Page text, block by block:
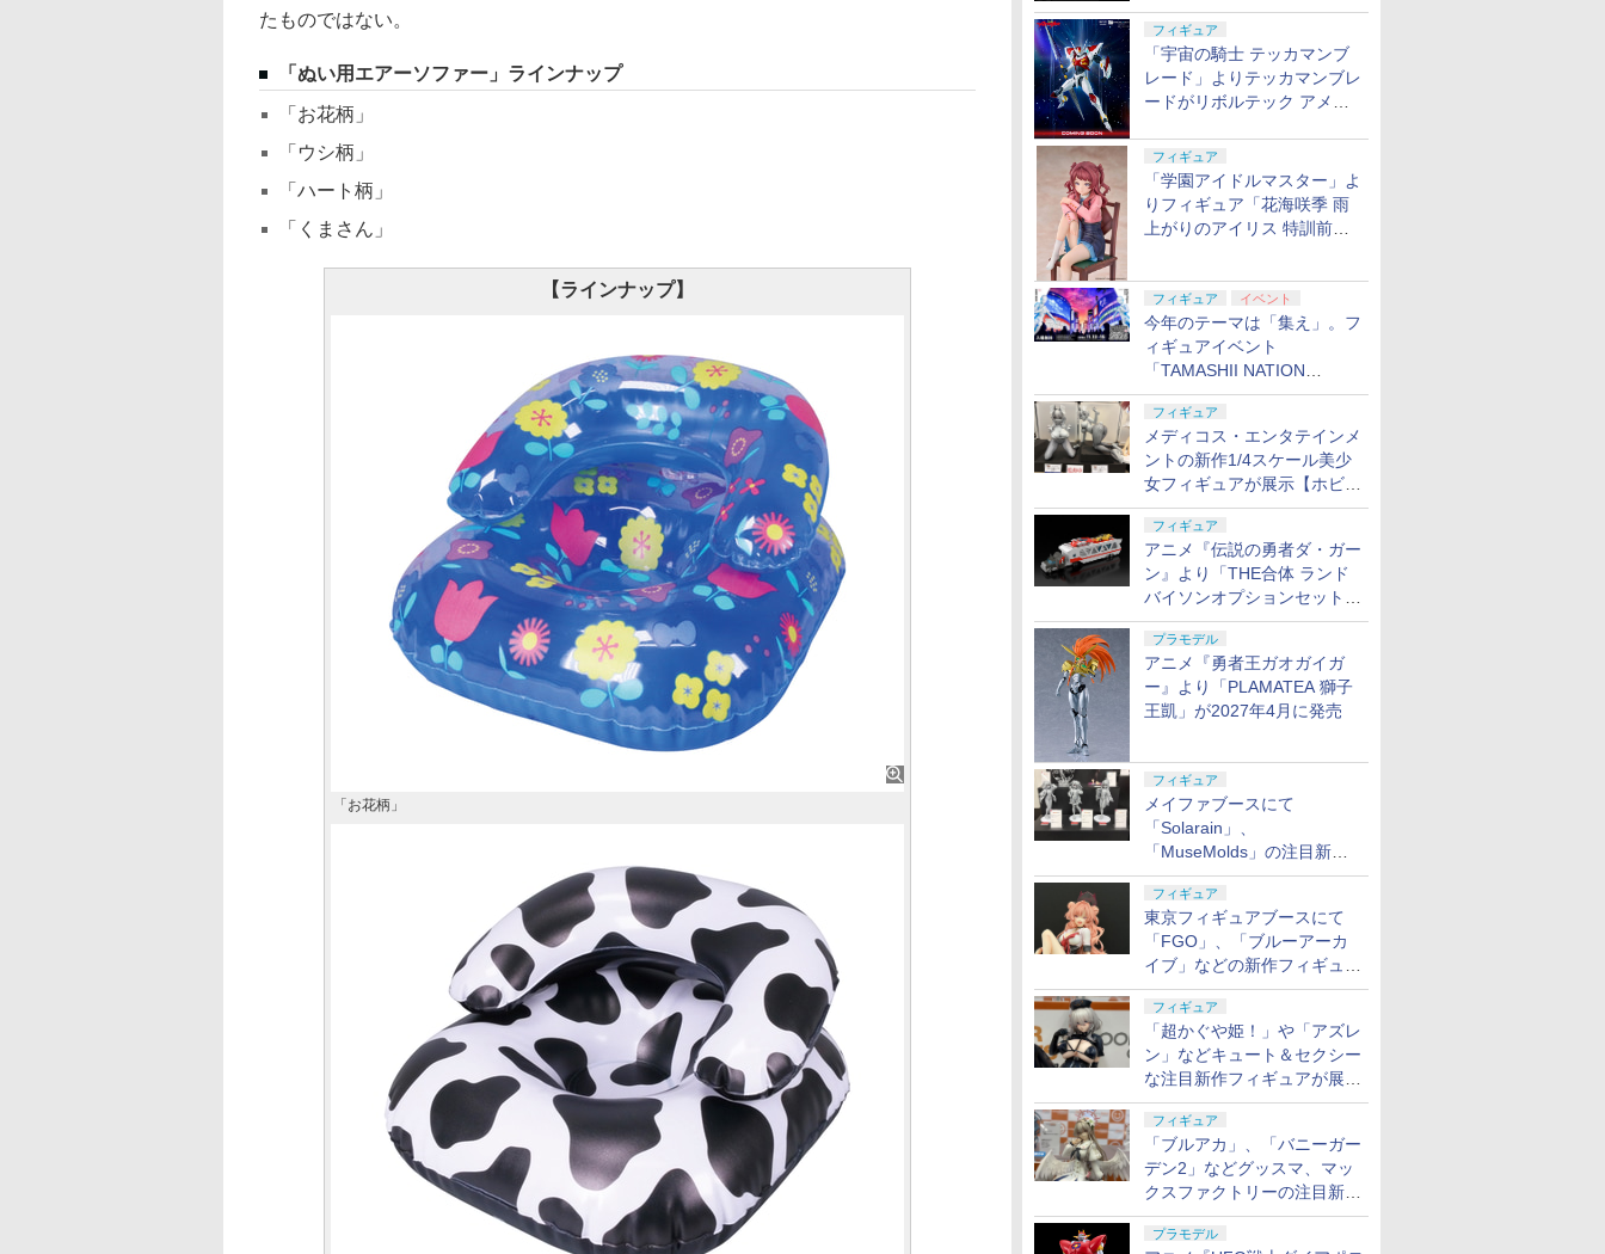
開始
フィギュア
「宇宙の騎士 テッカマンブ
レード」よりテッカマンブレ
ードがリボルテック アメイ
定
フィギュア
「学園アイドルマスター」よ
りフィギュア「花海咲季 雨
上がりのアイリス 特訓前
フィギュア イベント
今年のテーマは「集え」。フ
ィギュアイベント
「TAMASHII NATION
2026」が11月13日より開催
決定
フィギュア
メディコス・エンタテインメ
ントの新作1/4スケール美少
女フィギュアが展示【ホビー
メーカー合同展示会】
フィギュア
アニメ『伝説の勇者ダ・ガー
ン』より「THE合体 ランド
バイソンオプションセット」
が2027年5月に発売
プラモデル
アニメ『勇者王ガオガイガ
ー』より「PLAMATEA 獅子
王凱」が2027年4月に発売
フィギュア
メイファブースにて
「Solarain」、
「MuseMolds」の注目新作
フィギュアが展示【ホビーメ
ーカー合同展示会】
フィギュア
東京フィギュアブースにて
「FGO」、「ブルーアーカ
イブ」などの新作フィギュア
が展示【ホビーメーカー合同
展示会】
フィギュア
「超かぐや姫！」や「アズレ
ン」などキュート＆セクシー
な注目新作フィギュアが展示
【ホビーメーカー合同展示
会】
フィギュア
「ブルアカ」、「バニーガー
デン2」などグッスマ、マッ
クスファクトリーの注目新作
フィギュアが展示【ホビーメ
ーカー合同展示会】
プラモデル
たものではない。
「ぬい用エアーソファー」ラインナップ
「お花柄」
「ウシ柄」
「ハート柄」
「くまさん」
【ラインナップ】
「お花柄」